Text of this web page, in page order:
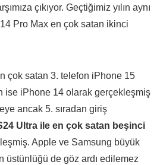
çıkıyor. Geçtiğimiz yılın aynı
Pro Max en çok satan ikinci
çok satan 3. telefon iPhone 15
ise iPhone 14 olarak gerçekleşmiş
ancak 5. sıradan giriş
Ultra ile en çok satan beşinci
Apple ve Samsung büyük
üstünlüğü de göz ardı edilemez